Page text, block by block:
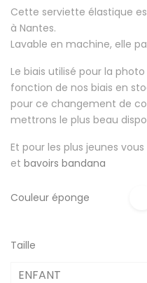
Cette serviette élastique
à Nantes.
Lavable en machine, elle
Le biais utilisé pour la
fonction de nos biais en
pour ce changement de
mettrons le plus beau
Et pour les plus jeunes
et bavoirs bandana
Couleur éponge
Taille